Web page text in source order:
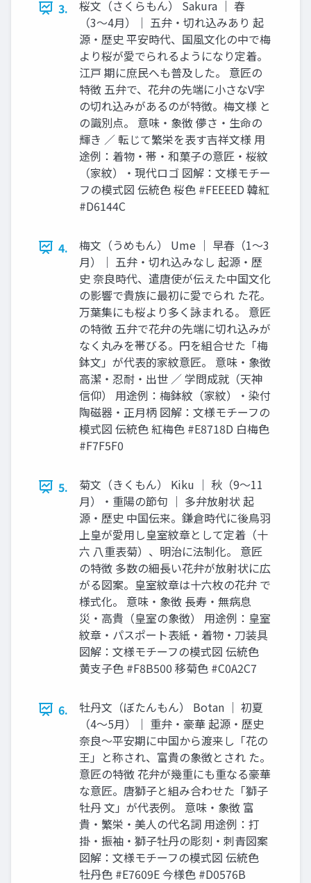
3.
桜文（さくらもん） Sakura ｜ 春
（3〜4月）｜ 五弁・切れ込みあり 起
源・歴史 平安時代、国風文化の中で梅
より桜が愛でられるようになり定着。
江戸 期に庶民へも普及した。 意匠の
特徴 五弁で、花弁の先端に小さなV字
の切れ込みがあるのが特徴。梅文様 と
の識別点。 意味・象徴 儚さ・生命の
輝き ／ 転じて繁栄を表す吉祥文様 用
途例：着物・帯・和菓子の意匠・桜紋
（家紋）・現代ロゴ 図解：文様モチー
フの模式図 伝統色 桜色 #FEEEED 韓紅
#D6144C
4.
梅文（うめもん） Ume ｜ 早春（1〜3
月）｜ 五弁・切れ込みなし 起源・歴
史 奈良時代、遣唐使が伝えた中国文化
の影響で貴族に最初に愛でられ た花。
万葉集にも桜より多く詠まれる。 意匠
の特徴 五弁で花弁の先端に切れ込みが
なく丸みを帯びる。円を組合せた「梅
鉢文」が代表的家紋意匠。 意味・象徴
高潔・忍耐・出世 ／ 学問成就（天神
信仰） 用途例：梅鉢紋（家紋）・染付
陶磁器・正月柄 図解：文様モチーフの
模式図 伝統色 紅梅色 #E8718D 白梅色
#F7F5F0
5.
菊文（きくもん） Kiku ｜ 秋（9〜11
月）・重陽の節句 ｜ 多弁放射状 起
源・歴史 中国伝来。鎌倉時代に後鳥羽
上皇が愛用し皇室紋章として定着（十
六 八重表菊）、明治に法制化。 意匠
の特徴 多数の細長い花弁が放射状に広
がる図案。皇室紋章は十六枚の花弁 で
様式化。 意味・象徴 長寿・無病息
災・高貴（皇室の象徴） 用途例：皇室
紋章・パスポート表紙・着物・刀装具
図解：文様モチーフの模式図 伝統色
黄支子色 #F8B500 移菊色 #C0A2C7
6.
牡丹文（ぼたんもん） Botan ｜ 初夏
（4〜5月）｜ 重弁・豪華 起源・歴史
奈良〜平安期に中国から渡来し「花の
王」と称され、富貴の象徴とされ た。
意匠の特徴 花弁が幾重にも重なる豪華
な意匠。唐獅子と組み合わせた「獅子
牡丹 文」が代表例。 意味・象徴 富
貴・繁栄・美人の代名詞 用途例：打
掛・振袖・獅子牡丹の彫刻・刺青図案
図解：文様モチーフの模式図 伝統色
牡丹色 #E7609E 今様色 #D0576B